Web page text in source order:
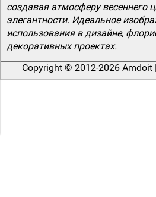
создавая атмосферу весеннего
элегантности. Идеальное
использования в дизайне,
декоративных проектах.
Copyright © 2012-2026 Amdoit